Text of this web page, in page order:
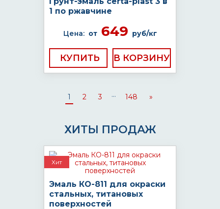
1 по ржавчине
Цена: от649 руб/кг
КУПИТЬ
1 2 3 ... 148 »
ХИТЫ ПРОДАЖ
Хит
Эмаль КО-811 для окраски
стальных, титановых
поверхностей